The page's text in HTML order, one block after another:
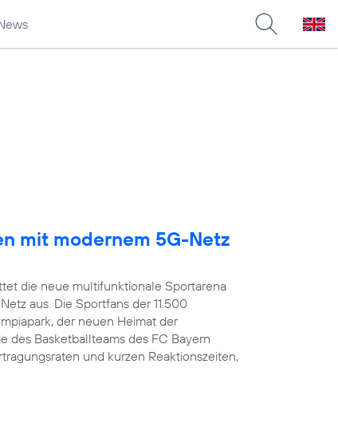
mit modernem 5G-Netz
die neue multifunktionale Sportarena
aus. Die Sportfans der 11.500
der neuen Heimat der
des Basketballteams des FC Bayern
und kurzen Reaktionszeiten,